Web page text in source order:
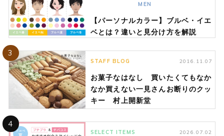
MEN
【パーソナルカラー】ブルベ・イエ
ベとは？違いと見分け方を解説
3
STAFF BLOG 2016.11.07
お菓子なはなし 買いたくてもなか
なか買えない一見さんお断りのクッ
キー 村上開新堂
4
SELECT ITEMS 2026.07.02